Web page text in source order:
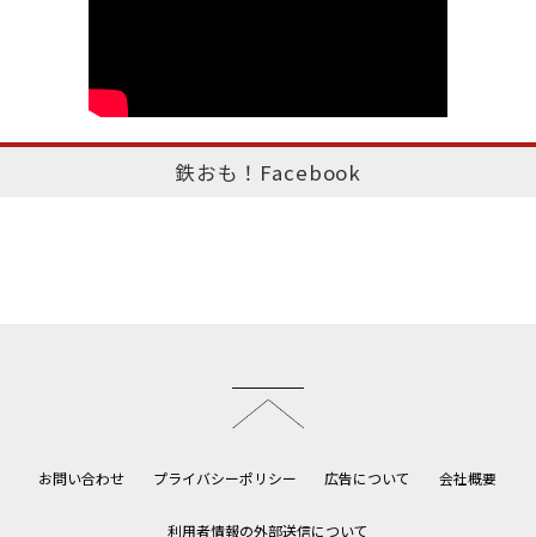
鉄おも！Facebook
お問い合わせ プライバシーポリシー 広告について 会社概要
利用者情報の外部送信について